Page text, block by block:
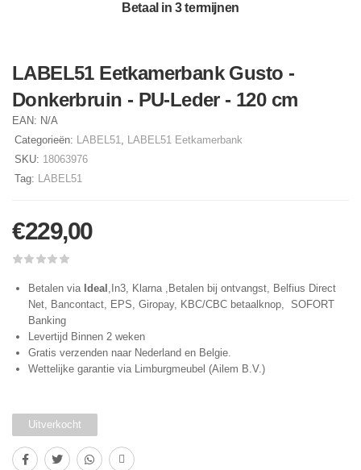
Betaal in 3 termijnen
LABEL51 Eetkamerbank Gusto -
Donkerbruin - PU-Leder - 120 cm
EAN: N/A
Categorieën: LABEL51, LABEL51 Eetkamerbank
SKU: 18063976
Tag: LABEL51
€229,00
Betalen via Ideal ,In3, Klarna ,Betalen bij ontvangst, Belfius Direct
Net, Bancontact, EPS, Giropay, KBC/CBC betaalknop, SOFORT
Banking
Levertijd Binnen 2 weken
Gratis verzenden naar Nederland en Belgie.
Wettelijke garantie via Limburgmeubel (Ailem B.V.)
Uitverkocht